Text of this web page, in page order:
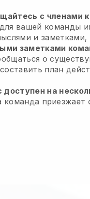
с членами
вашей команды
и заметками,
заметками
о
составить план
доступен на
команда приезжает